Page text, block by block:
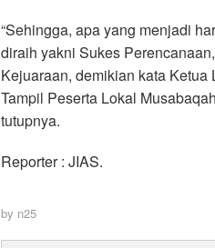
“Sehingga, apa yang menjadi
diraih yakni Sukes
Kejuaraan, demikian kata
Tampil Peserta Lokal
tutupnya.
Reporter : JIAS.
by n25